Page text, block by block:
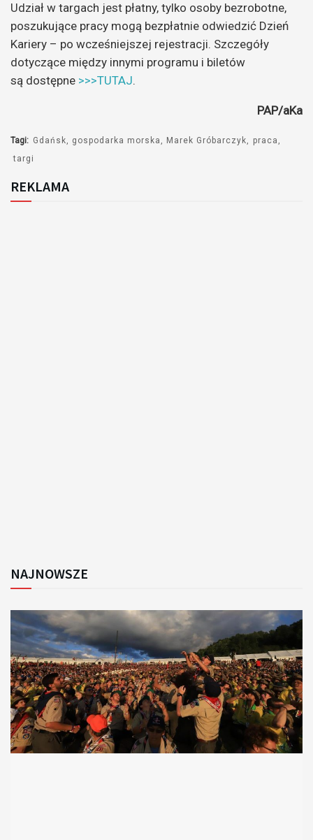
Udział w targach jest płatny, tylko osoby bezrobotne,
poszukujące pracy mogą bezpłatnie odwiedzić Dzień
Kariery – po wcześniejszej rejestracji. Szczegóły
dotyczące między innymi programu i biletów
są dostępne >>>TUTAJ.
PAP/aKa
Tagi: Gdańsk gospodarka morska Marek Gróbarczyk
praca
targi
REKLAMA
NAJNOWSZE